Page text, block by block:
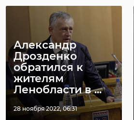
Александр
Дрозденко
обратился к
жителям
Ленобласти в ...
28 ноября 2022, 06:31